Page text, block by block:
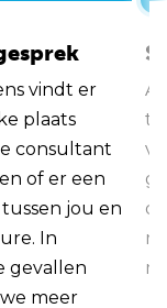
vindt er
plaats
consultant
of er een
jou en
In
gevallen
meer